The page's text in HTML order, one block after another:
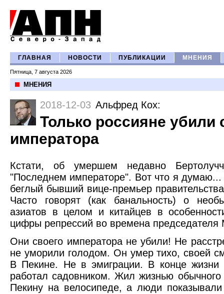
ГЛАВНАЯ НОВОСТИ ПУБЛИКАЦИИ МНЕНИЯ
Пятница, 7 августа 2026
МНЕНИЯ
2018-12-03 Альфред Кох:
Только россияне убили
императора
Кстати, об умершем недавно
"Последнем императоре". Вот что я
беглый бывший вице-премьер
Часто говорят (как банальность) о
азиатов в целом и китайцев в
цифры репрессий во времена
Они своего императора не убили! Не
не уморили голодом. Он умер тихо, своей
В Пекине. Не в эмиграции. В конце
работал садовником. Жил жизнью
Пекину на велосипеде, а люди